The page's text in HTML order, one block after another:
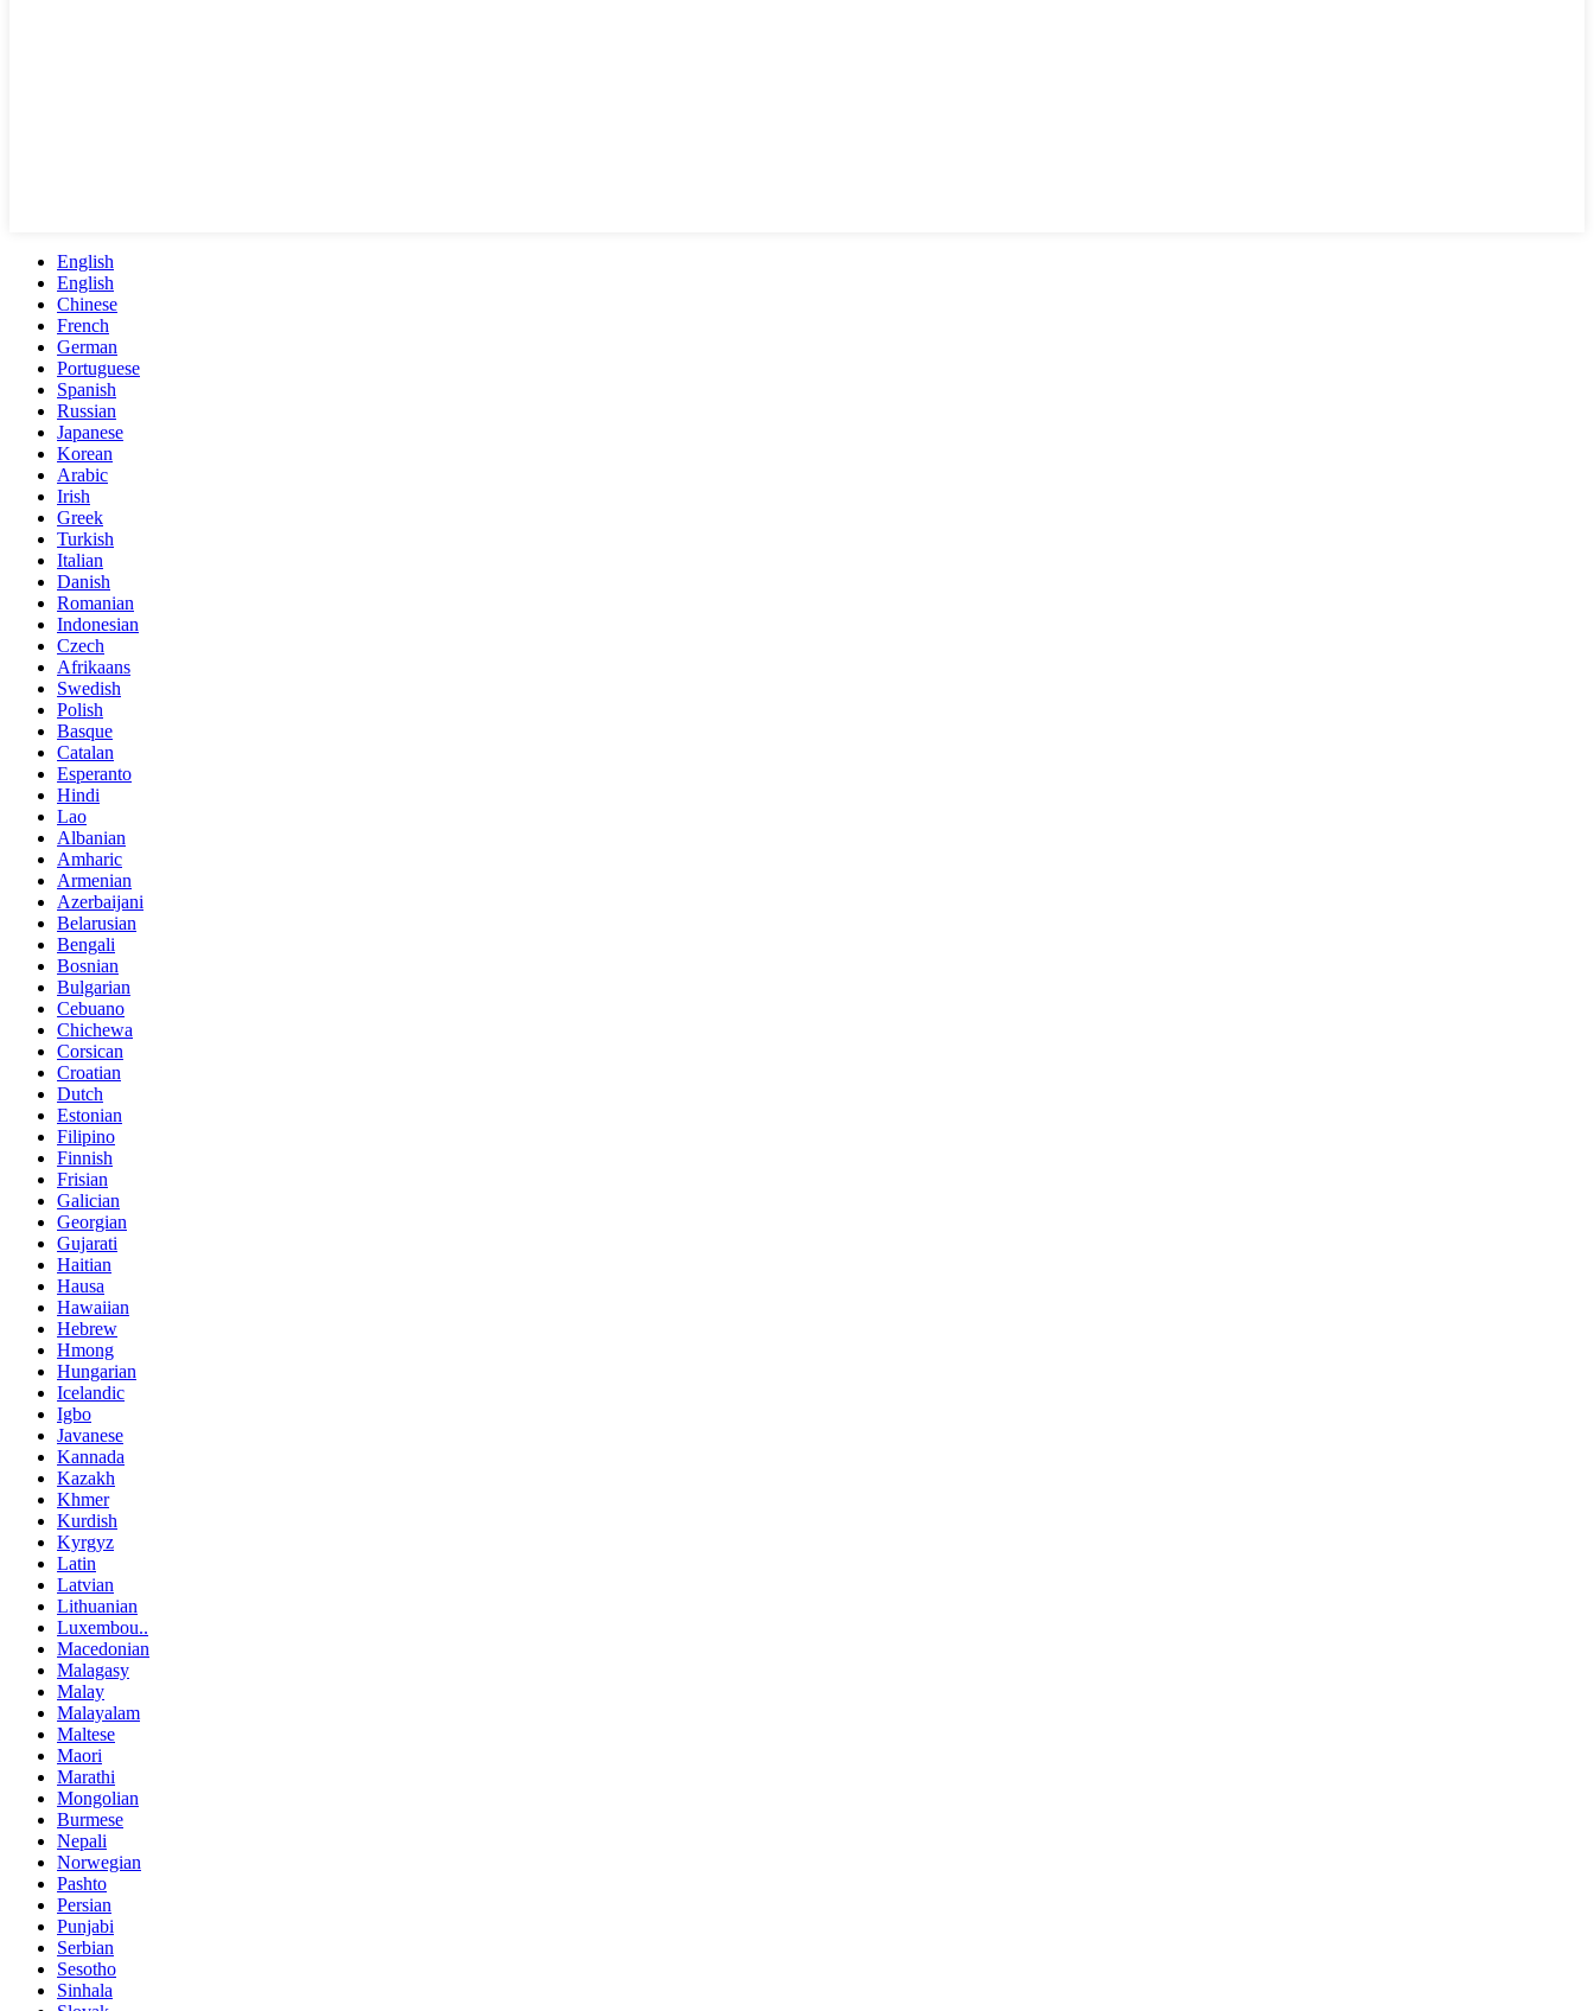
English
English
Chinese
French
German
Portuguese
Spanish
Russian
Japanese
Korean
Arabic
Irish
Greek
Turkish
Italian
Danish
Romanian
Indonesian
Czech
Afrikaans
Swedish
Polish
Basque
Catalan
Esperanto
Hindi
Lao
Albanian
Amharic
Armenian
Azerbaijani
Belarusian
Bengali
Bosnian
Bulgarian
Cebuano
Chichewa
Corsican
Croatian
Dutch
Estonian
Filipino
Finnish
Frisian
Galician
Georgian
Gujarati
Haitian
Hausa
Hawaiian
Hebrew
Hmong
Hungarian
Icelandic
Igbo
Javanese
Kannada
Kazakh
Khmer
Kurdish
Kyrgyz
Latin
Latvian
Lithuanian
Luxembou..
Macedonian
Malagasy
Malay
Malayalam
Maltese
Maori
Marathi
Mongolian
Burmese
Nepali
Norwegian
Pashto
Persian
Punjabi
Serbian
Sesotho
Sinhala